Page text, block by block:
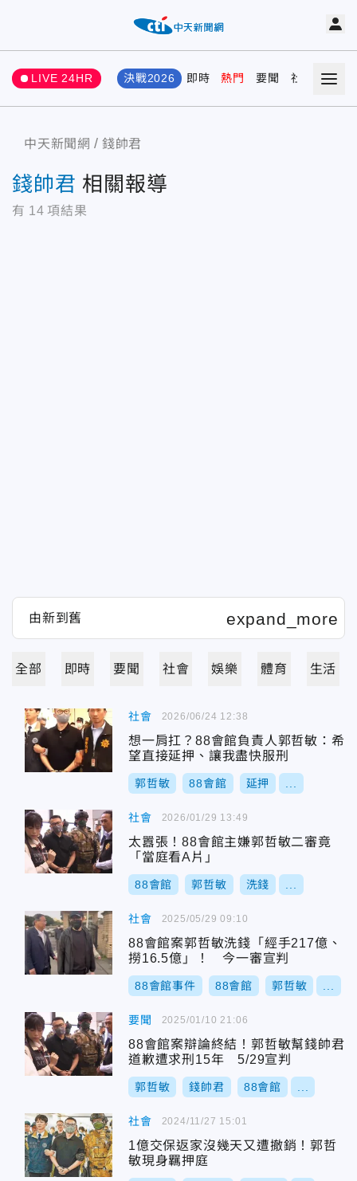
LIVE 24HR 決戰2026 即時 熱門 要聞 社會 娛樂
中天新聞網 錢帥君
錢帥君 相關報導
有 14 項結果
全部 即時 要聞 社會 娛樂 體育 生活
社會
想一肩扛？88會館負責人郭哲敏：希
望直接延押、讓我盡快服刑
郭哲敏 88會館 延押
2026/06/24 12:38
社會
太囂張！88會館主嫌郭哲敏二審竟
「當庭看A片」
88會館 郭哲敏 洗錢
2026/01/29 13:49
社會
88會館案郭哲敏洗錢「經手217億、
撈16.5億」！ 今一審宣判
88會館事件 88會館 郭哲敏
2025/05/29 09:10
要聞
88會館案辯論終結！郭哲敏幫錢帥君
道歉遭求刑15年 5/29宣判
郭哲敏 錢帥君 88會館
2025/01/10 21:06
社會
1億交保返家沒幾天又遭撤銷！郭哲
敏現身羈押庭
2024/11/27 15:01